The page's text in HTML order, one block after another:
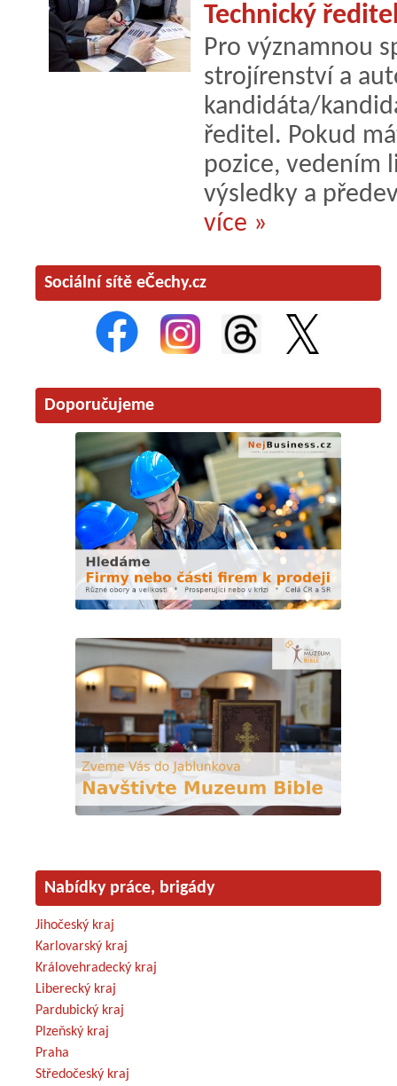
Technický
Pro významnou
strojírenství a
kandidáta/
ředitel. Pokud
pozice, vedením
výsledky a
více »
Sociální sítě eČechy.cz
Doporučujeme
Nabídky práce, brigády
Jihočeský kraj
Karlovarský kraj
Královehradecký kraj
Liberecký kraj
Pardubický kraj
Plzeňský kraj
Praha
Středočeský kraj